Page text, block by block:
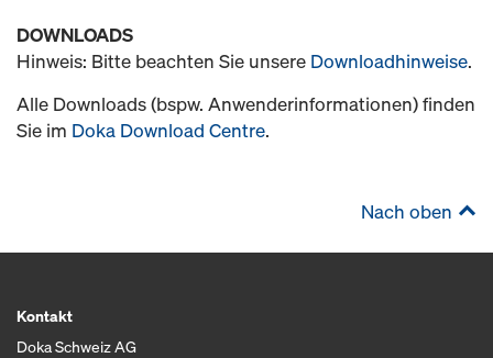
DOWNLOADS
Hinweis: Bitte beachten Sie unsere Downloadhinweise.
Alle Downloads (bspw. Anwenderinformationen) finden
Sie im Doka Download Centre.
Nach oben
Kontakt
Doka Schweiz AG